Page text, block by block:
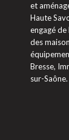
et
Haute
engagé de
des
Bresse,
sur-Saône.
la